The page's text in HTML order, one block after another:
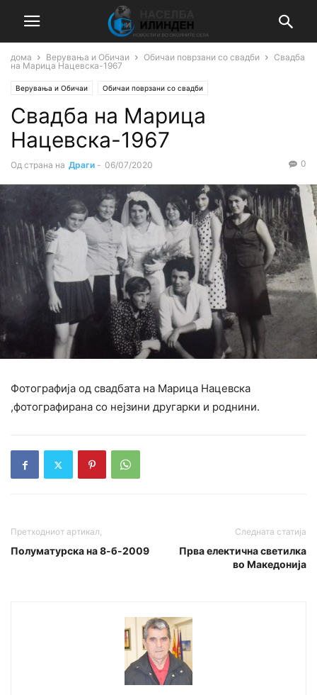
дома Верувања и Обичаи Обичаи поврзани со свадби
Свадба
на Марица Нацевска-1967
Верувања и Обичаи Обичаи поврзани со свадби
Свадба на Марица
Нацевска-1967
Од страна на Драги - 06/07/2020 0
Фотографија од свадбата на Марица Нацевска
,фотографирана со нејзини другарки и роднини.
Претходниот артикал,
Полуматурска на 8-б-2009
Следната статија
Прва електична светилка
во Македонија